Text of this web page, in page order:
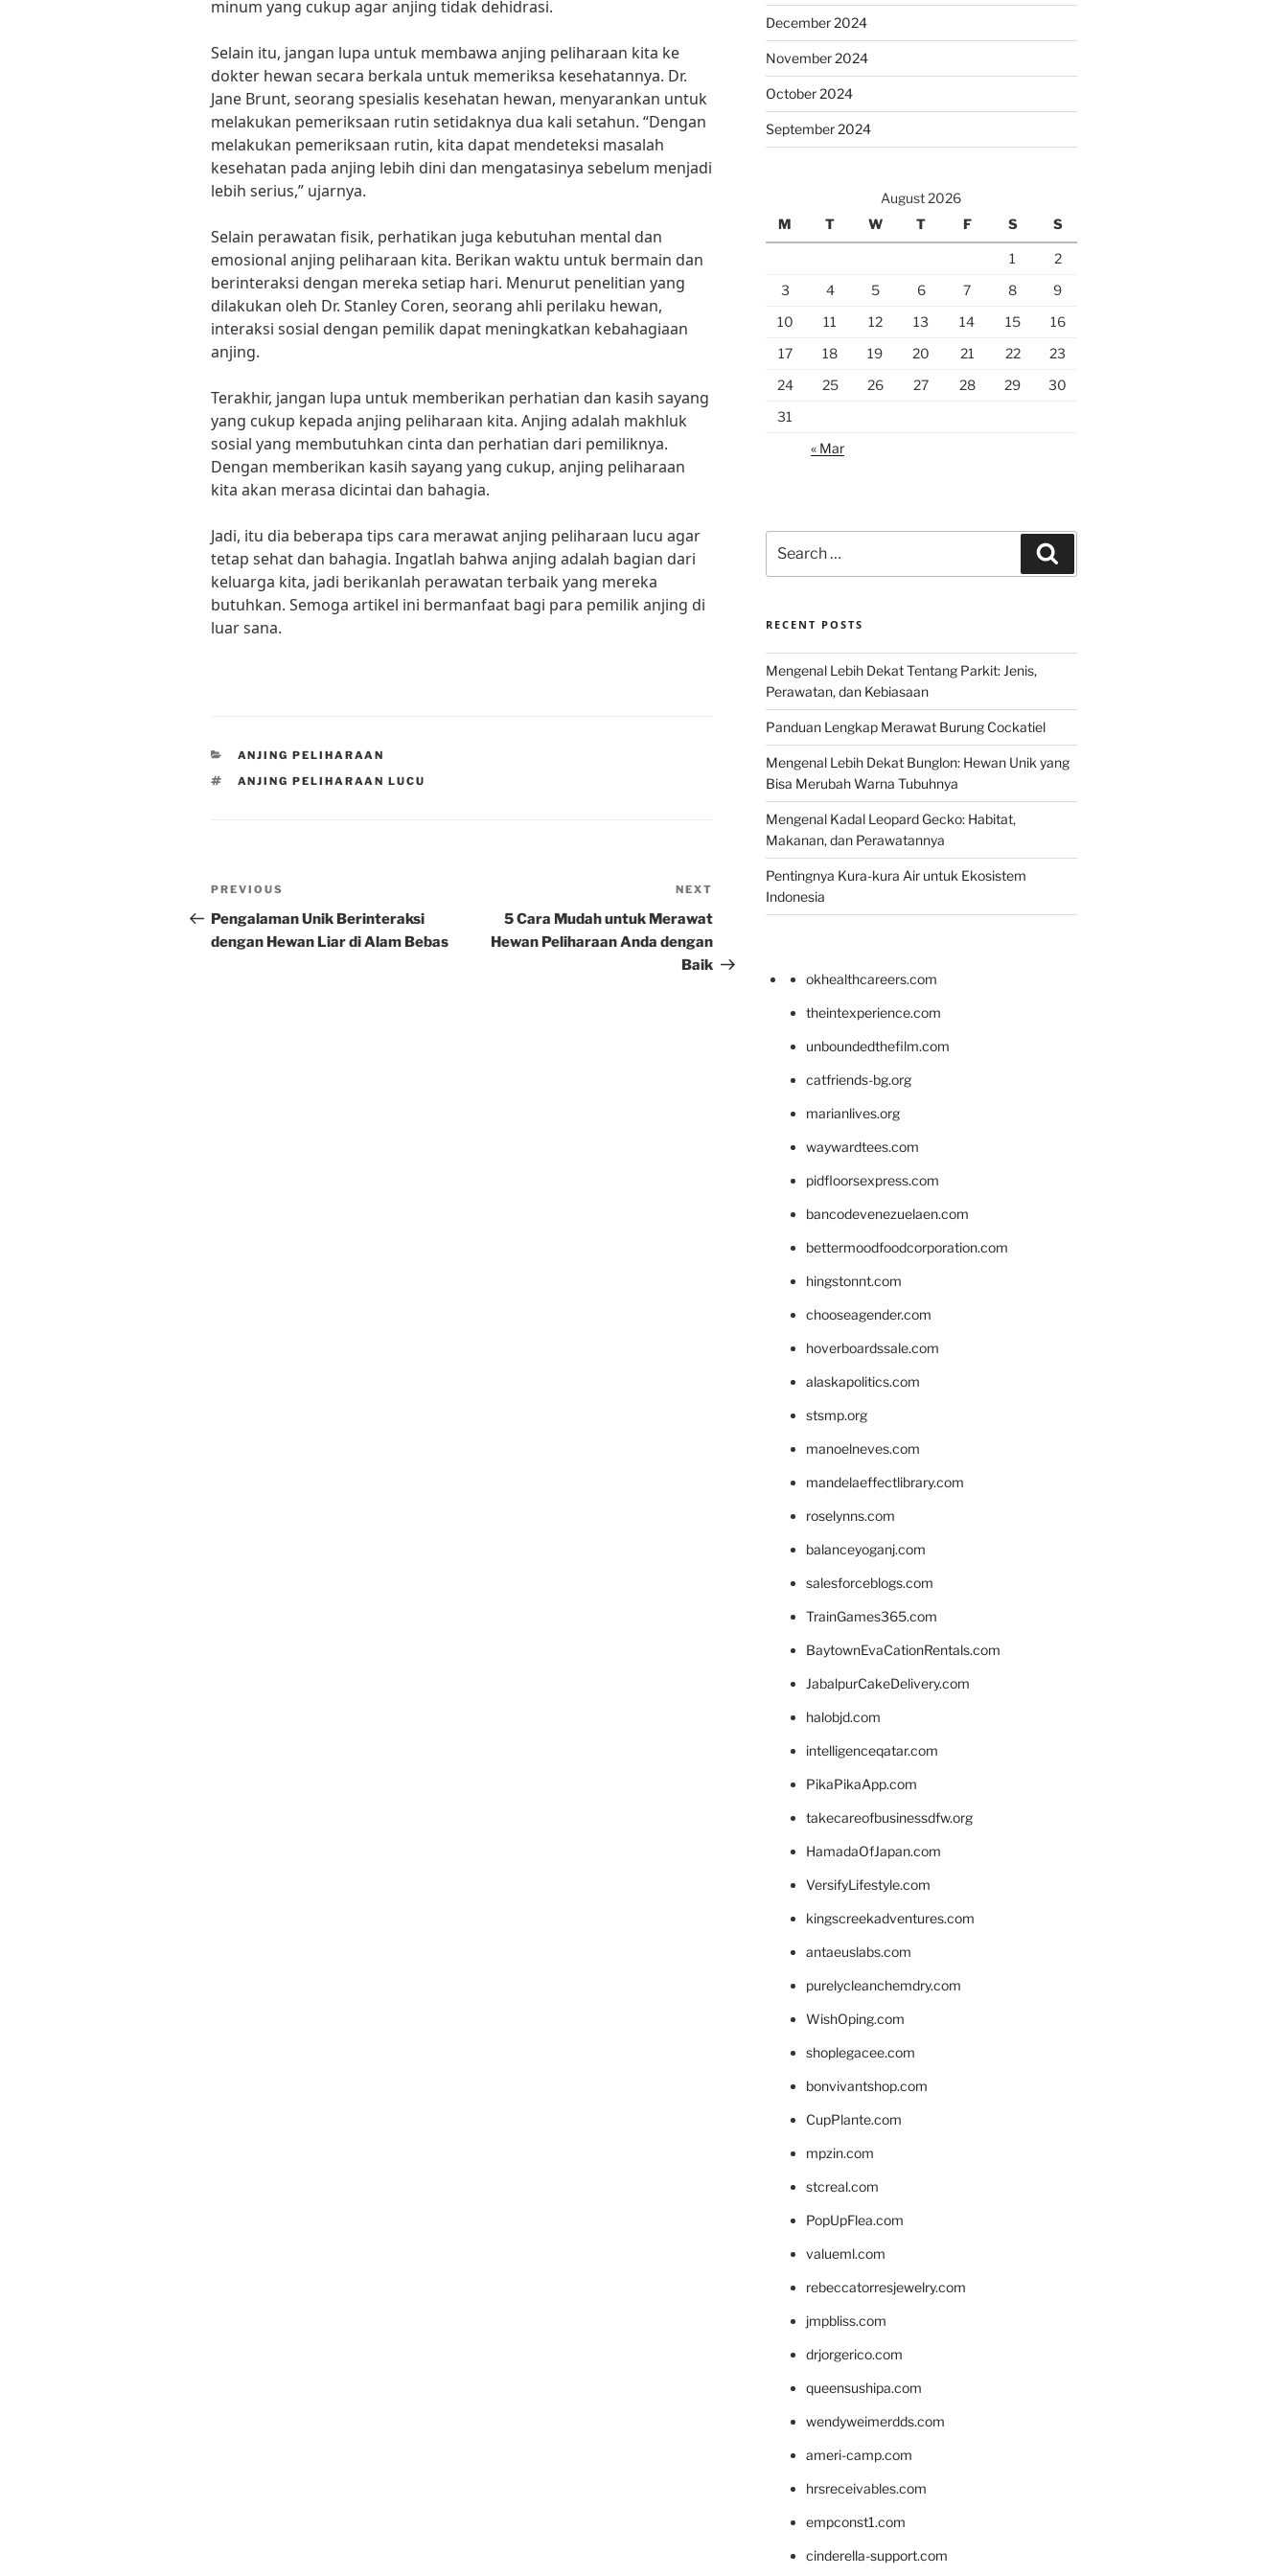
minum yang cukup agar anjing tidak dehidrasi.
Selain itu, jangan lupa untuk membawa anjing peliharaan kita ke
dokter hewan secara berkala untuk memeriksa kesehatannya. Dr.
Jane Brunt, seorang spesialis kesehatan hewan, menyarankan untuk
melakukan pemeriksaan rutin setidaknya dua kali setahun. “Dengan
melakukan pemeriksaan rutin, kita dapat mendeteksi masalah
kesehatan pada anjing lebih dini dan mengatasinya sebelum menjadi
lebih serius,” ujarnya.
Selain perawatan fisik, perhatikan juga kebutuhan mental dan
emosional anjing peliharaan kita. Berikan waktu untuk bermain dan
berinteraksi dengan mereka setiap hari. Menurut penelitian yang
dilakukan oleh Dr. Stanley Coren, seorang ahli perilaku hewan,
interaksi sosial dengan pemilik dapat meningkatkan kebahagiaan
anjing.
Terakhir, jangan lupa untuk memberikan perhatian dan kasih sayang
yang cukup kepada anjing peliharaan kita. Anjing adalah makhluk
sosial yang membutuhkan cinta dan perhatian dari pemiliknya.
Dengan memberikan kasih sayang yang cukup, anjing peliharaan
kita akan merasa dicintai dan bahagia.
Jadi, itu dia beberapa tips cara merawat anjing peliharaan lucu agar
tetap sehat dan bahagia. Ingatlah bahwa anjing adalah bagian dari
keluarga kita, jadi berikanlah perawatan terbaik yang mereka
butuhkan. Semoga artikel ini bermanfaat bagi para pemilik anjing di
luar sana.
CATEGORIES
ANJING PELIHARAAN
TAGS
ANJING PELIHARAAN LUCU
Post
navigation
Previous
Post
PREVIOUS
Pengalaman Unik Berinteraksi
dengan Hewan Liar di Alam Bebas
Post
NEXT
5 Cara Mudah untuk Merawat
Hewan Peliharaan Anda dengan
Baik
December 2024
November 2024
October 2024
September 2024
August 2026
M
T W T F S S
1
2
3
4 5 6 7 8
9
10
11 12 13 14 15
16
17
18 19 20 21 22
23
24
25 26 27 28 29
30
31
« Mar
for:
RECENT POSTS
Mengenal Lebih Dekat Tentang Parkit: Jenis,
Perawatan, dan Kebiasaan
Panduan Lengkap Merawat Burung Cockatiel
Mengenal Lebih Dekat Bunglon: Hewan Unik yang
Bisa Merubah Warna Tubuhnya
Mengenal Kadal Leopard Gecko: Habitat,
Makanan, dan Perawatannya
Pentingnya Kura-kura Air untuk Ekosistem
Indonesia
okhealthcareers.com
theintexperience.com
unboundedthefilm.com
catfriends-bg.org
marianlives.org
waywardtees.com
pidfloorsexpress.com
bancodevenezuelaen.com
bettermoodfoodcorporation.com
hingstonnt.com
chooseagender.com
hoverboardssale.com
alaskapolitics.com
stsmp.org
manoelneves.com
mandelaeffectlibrary.com
roselynns.com
balanceyoganj.com
salesforceblogs.com
TrainGames365.com
BaytownEvaCationRentals.com
JabalpurCakeDelivery.com
halobjd.com
intelligenceqatar.com
PikaPikaApp.com
takecareofbusinessdfw.org
HamadaOfJapan.com
VersifyLifestyle.com
kingscreekadventures.com
antaeuslabs.com
purelycleanchemdry.com
WishOping.com
shoplegacee.com
bonvivantshop.com
CupPlante.com
mpzin.com
stcreal.com
PopUpFlea.com
valueml.com
rebeccatorresjewelry.com
jmpbliss.com
drjorgerico.com
queensushipa.com
wendyweimerdds.com
ameri-camp.com
hrsreceivables.com
empconst1.com
cinderella-support.com